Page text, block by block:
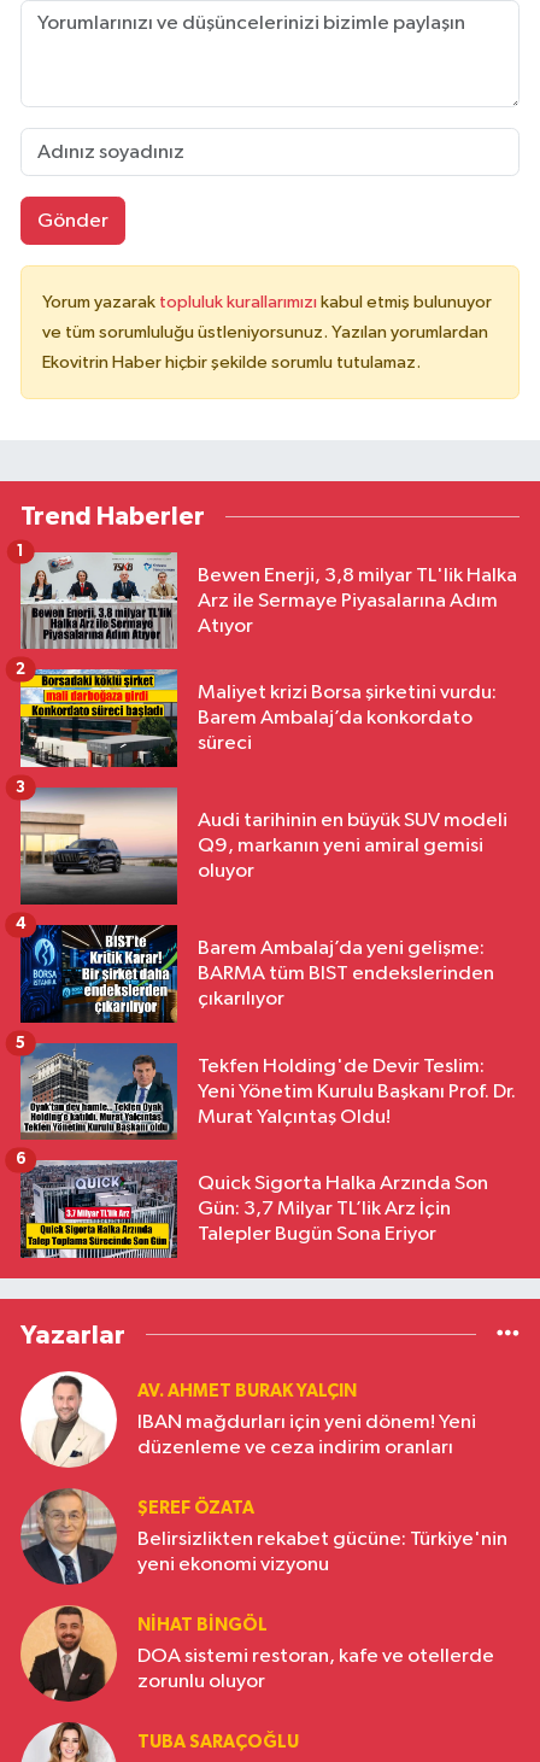
Gönder
Yorum yazarak topluluk kurallarımızı kabul etmiş bulunuyor
ve tüm sorumluluğu üstleniyorsunuz. Yazılan yorumlardan
Ekovitrin Haber hiçbir şekilde sorumlu tutulamaz.
Trend Haberler
Bewen Enerji, 3,8 milyar TL'lik Halka
Arz ile Sermaye Piyasalarına Adım
Atıyor
1
Maliyet krizi Borsa şirketini vurdu:
Barem Ambalaj’da konkordato
süreci
2
Audi tarihinin en büyük SUV modeli
Q9, markanın yeni amiral gemisi
oluyor
3
Barem Ambalaj’da yeni gelişme:
BARMA tüm BIST endekslerinden
çıkarılıyor
4
Tekfen Holding'de Devir Teslim:
Yeni Yönetim Kurulu Başkanı Prof. Dr.
Murat Yalçıntaş Oldu!
5
Quick Sigorta Halka Arzında Son
Gün: 3,7 Milyar TL’lik Arz İçin
Talepler Bugün Sona Eriyor
6
Yazarlar
AV. AHMET BURAK YALÇIN
IBAN mağdurları için yeni dönem! Yeni
düzenleme ve ceza indirim oranları
ŞEREF ÖZATA
Belirsizlikten rekabet gücüne: Türkiye'nin
yeni ekonomi vizyonu
NIHAT BINGÖL
DOA sistemi restoran, kafe ve otellerde
zorunlu oluyor
TUBA SARAÇOĞLU